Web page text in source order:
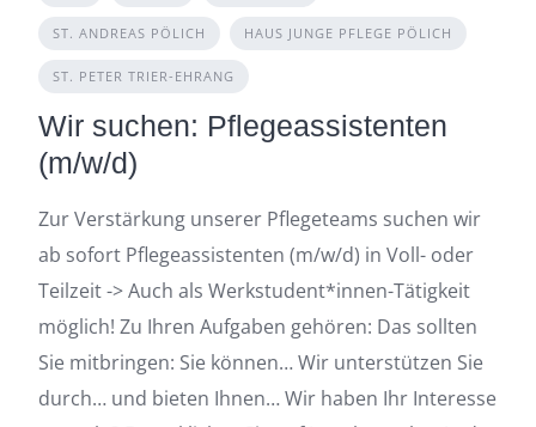
ST. ANDREAS PÖLICH HAUS JUNGE PFLEGE PÖLICH
ST. PETER TRIER-EHRANG
Wir suchen: Pflegeassistenten
(m/w/d)
Zur Verstärkung unserer Pflegeteams suchen wir
ab sofort Pflegeassistenten (m/w/d) in Voll- oder
Teilzeit -> Auch als Werkstudent*innen-Tätigkeit
möglich! Zu Ihren Aufgaben gehören: Das sollten
Sie mitbringen: Sie können… Wir unterstützen Sie
durch… und bieten Ihnen… Wir haben Ihr Interesse